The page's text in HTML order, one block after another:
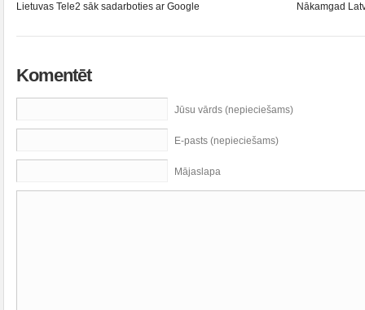
Lietuvas Tele2 sāk sadarboties ar Google Nākamgad
Komentēt
Jūsu vārds (nepieciešams)
E-pasts (nepieciešams)
Mājaslapa